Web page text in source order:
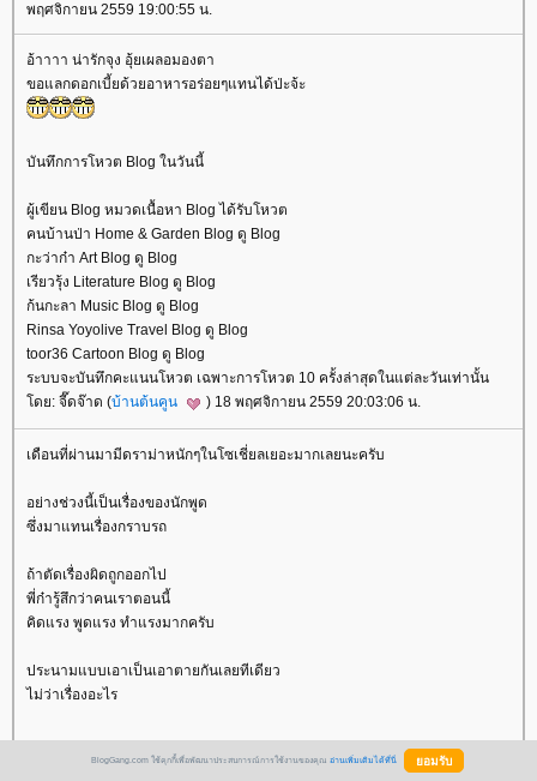
พฤศจิกายน 2559 19:00:55 น.
อ้าาาา น่ารักจุง อุ้ยเผลอมองตา
ขอแลกดอกเบี้ยด้วยอาหารอร่อยๆแทนได้ป่ะจ้ะ
บันทึกการโหวต Blog ในวันนี้
ผู้เขียน Blog หมวดเนื้อหา Blog ได้รับโหวต
คนบ้านป่า Home & Garden Blog ดู Blog
กะว่าก๋า Art Blog ดู Blog
เรียวรุ้ง Literature Blog ดู Blog
ก้นกะลา Music Blog ดู Blog
Rinsa Yoyolive Travel Blog ดู Blog
toor36 Cartoon Blog ดู Blog
ระบบจะบันทึกคะแนนโหวต เฉพาะการโหวต 10 ครั้งล่าสุดในแต่ละวันเท่านั้น
ดย: จี๊ดจ๊าด (บ้านต้นคูน ) 18 พฤศจิกายน 2559 20:03:06 น.
เดือนที่ผ่านมามีดราม่าหนักๆในโซเชี่ยลเยอะมากเลยนะครับ
อย่างช่วงนี้เป็นเรื่องของนักพูด
ซึ่งมาแทนเรื่องกราบรถ
ถ้าตัดเรื่องผิดถูกออกไป
พี่ก๋ารู้สึกว่าคนเราตอนนี้
คิดแรง พูดแรง ทำแรงมากครับ
ประนามแบบเอาเป็นเอาตายกันเลยทีเดียว
ไม่ว่าเรื่องอะไร
BlogGang.com ใช้คุกกี้เพื่อพัฒนาประสบการณ์การใช้งานของคุณ อ่านเพิ่มเติมได้ที่นี่